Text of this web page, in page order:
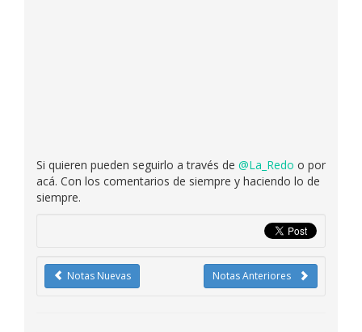
Si quieren pueden seguirlo a través de @La_Redo o por
acá. Con los comentarios de siempre y haciendo lo de
siempre.
Notas Anteriores
Notas Nuevas